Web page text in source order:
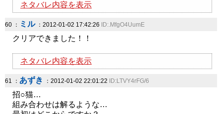
ネタバレ内容を表示
60 ： ミル：2012-01-02 17:42:26 ID:.MfgO4UumE
クリアできました！！
ネタバレ内容を表示
61 ： あずき ：2012-01-02 22:01:22 ID:LTVY4rFG/6
招○猫…
組み合わせは解るような…